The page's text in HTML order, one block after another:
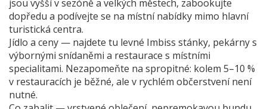
jsou vyšší v sezóně a velkých městech, zabookujte
dopředu a podívejte se na místní nabídky mimo hlavní
turistická centra.
Jídlo a ceny — najdete tu levné Imbiss stánky, pekárny s
výbornými snídaněmi a restaurace s místními
specialitami. Nezapomeňte na spropitné: kolem 5–10 %
v restauracích je běžné, ale v rychlém občerstvení není
nutné.